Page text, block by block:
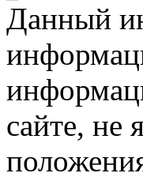
Данный
сайте, не